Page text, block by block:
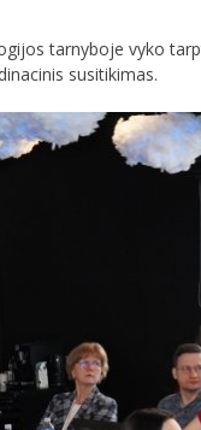
tarnyboje vyko
susitikimas.